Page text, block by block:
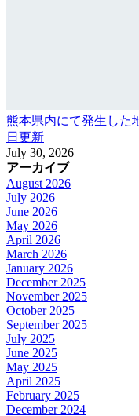
熊本県内にて発生した
日更新
July 30, 2026
アーカイブ
August 2026
July 2026
June 2026
May 2026
April 2026
March 2026
January 2026
December 2025
November 2025
October 2025
September 2025
July 2025
June 2025
May 2025
April 2025
February 2025
December 2024